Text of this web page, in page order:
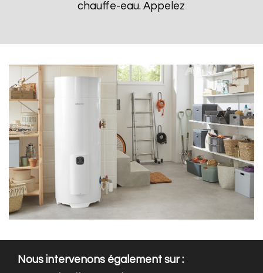
chauffe-eau. Appelez
Nous intervenons également sur :